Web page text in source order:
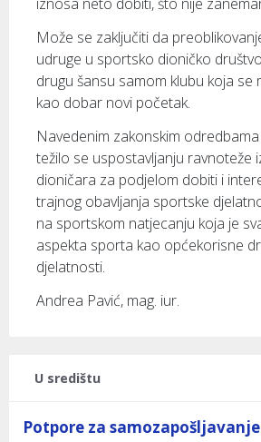
Može se zaključiti da
udruge u sportsko dioničko
drugu šansu samom klubu koja se
kao dobar novi početak.
Navedenim zakonskim
težilo se uspostavljanju ravnoteže
dioničara za podjelom dobiti i
trajnog obavljanja sportske
na sportskom natjecanju koja je
aspekta sporta kao općekorisne
djelatnosti.
Andrea Pavić, mag. iur.
U središtu
Potpore za